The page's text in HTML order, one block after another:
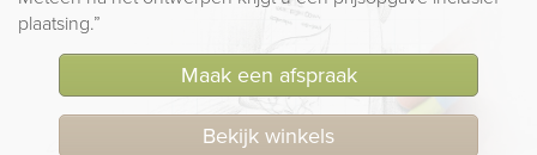
plaatsing.”
Maak een afspraak
Bekijk winkels